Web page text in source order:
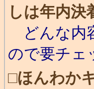
しは年内決
どんな内
ので要チェ
□ほんわか